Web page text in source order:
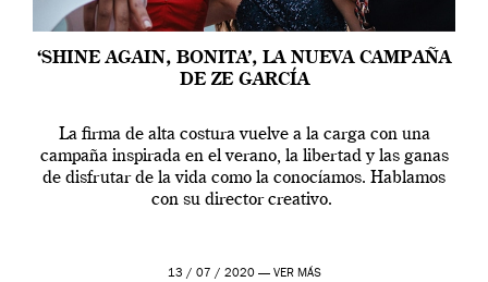
‘SHINE AGAIN, BONITA’, LA NUEVA CAMPAÑA
DE ZE GARCÍA
La firma de alta costura vuelve a la carga con una
campaña inspirada en el verano, la libertad y las ganas
de disfrutar de la vida como la conocíamos. Hablamos
con su director creativo.
13 / 07 / 2020 — VER MÁS